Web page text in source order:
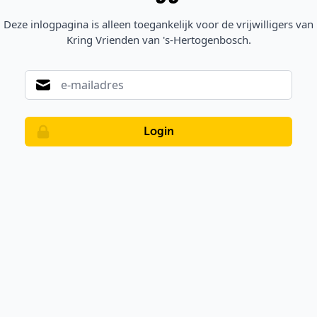
Deze inlogpagina is alleen toegankelijk voor de vrijwilligers van
Kring Vrienden van 's-Hertogenbosch.